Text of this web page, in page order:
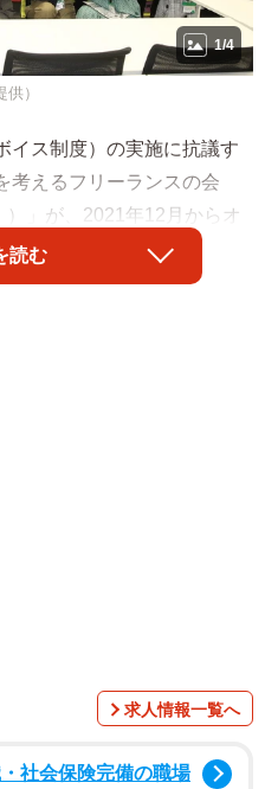
1/4
）
イス制度）の実施に抗議す
考えるフリーランスの会
）」が、2021年12月からオ
。13日には、これまでに集
。同日開いた記者会見で
読む
求人情報一覧へ
社会保険完備の職場